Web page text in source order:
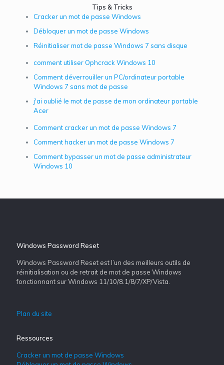
Tips & Tricks
Cracker un mot de passe Windows
Débloquer un mot de passe Windows
Réinitialiser mot de passe Windows 7 sans disque
comment utiliser Ophcrack Windows 10
Comment déverrouiller un PC/ordinateur portable
Windows 7 sans mot de passe
j'ai oublié le mot de passe de mon ordinateur portable
Acer
Comment cracker un mot de passe Windows 7
Comment hacker un mot de passe Windows 7
Comment bypasser un mot de passe administrateur
Windows 10
Windows Password Reset
Windows Password Reset est l’un des meilleurs outils de
réinitialisation ou de retrait de mot de passe Windows
fonctionnant sur Windows 11/10/8.1/8/7/XP/Vista.
Plan du site
Ressources
Cracker un mot de passe Windows